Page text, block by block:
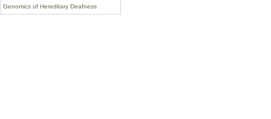
Genomics of Hereditary Deafness